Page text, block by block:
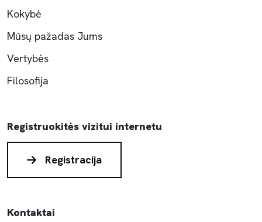
Kokybė
Mūsų pažadas Jums
Vertybės
Filosofija
Registruokitės vizitui internetu
Registracija
Kontaktai